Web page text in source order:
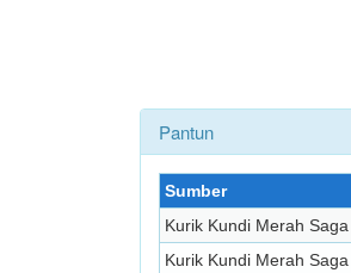
Pantun
Sumber
Kurik Kundi Merah Saga
Kurik Kundi Merah Saga